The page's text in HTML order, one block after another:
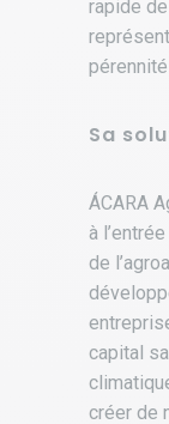
rapide
Sa
ÁCARA
à
de
capital
créer de